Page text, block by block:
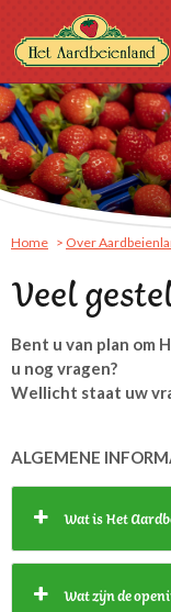
Home Over
Veel
Bent u van plan om
u nog vragen?
Wellicht staat uw
ALGEMENE
Wat is Het
Wat zijn de